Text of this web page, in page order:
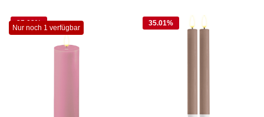
Nur noch 1 verfügbar
35.02% 35.01%